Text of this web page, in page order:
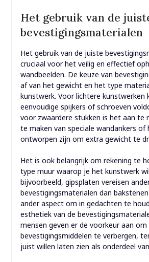
Het gebruik van de
bevestigingsmaterialen
Het gebruik van de juiste
cruciaal voor het veilig en effectief
wandbeelden. De keuze van
af van het gewicht en het type
kunstwerk. Voor lichtere kunstwerken
eenvoudige spijkers of schroeven
voor zwaardere stukken is het aan te
te maken van speciale wandankers of
ontworpen zijn om extra gewicht te
Het is ook belangrijk om rekening te
type muur waarop je het kunstwerk
bijvoorbeeld, gipsplaten vereisen
bevestigingsmaterialen dan
ander aspect om in gedachten te
esthetiek van de
mensen geven er de voorkeur aan om
bevestigingsmiddelen te verbergen,
juist willen laten zien als onderdeel